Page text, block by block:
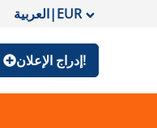
العربية|EUR
إدراج الإعلان!